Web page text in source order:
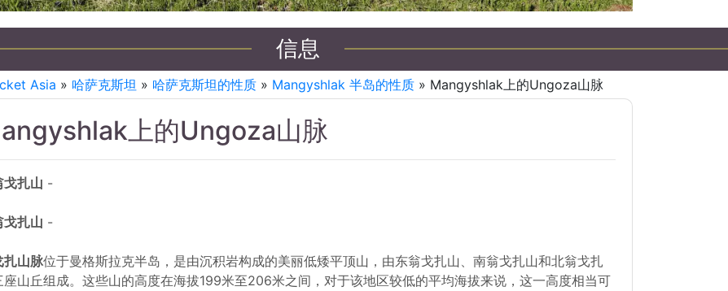
信息
Asia » 哈萨克斯坦 » 哈萨克斯坦的性质 » Mangyshlak 半岛的性质 » Mangyshlak上的Ungoza山脉
上的Ungoza山脉
戈扎山 -
戈扎山 -
扎山脉位于曼格斯拉克半岛，是由沉积岩构成的美丽低矮平顶山，由东翁戈扎山、南翁戈扎山和北翁戈扎
座山丘组成。这些山的高度在海拔199米至206米之间，对于该地区较低的平均海拔来说，这一高度相当可